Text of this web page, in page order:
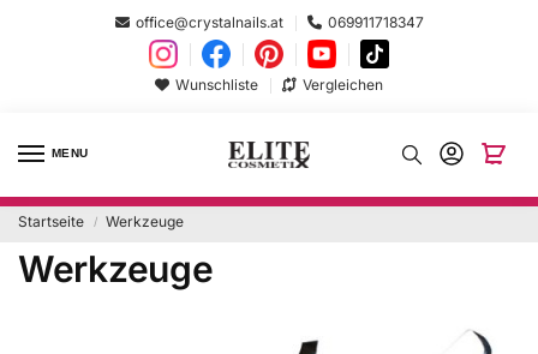
office@crystalnails.at 069911718347
Wunschliste Vergleichen
MENU
Startseite / Werkzeuge
Werkzeuge